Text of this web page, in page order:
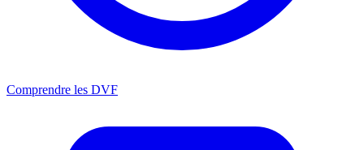
Comprendre les DVF